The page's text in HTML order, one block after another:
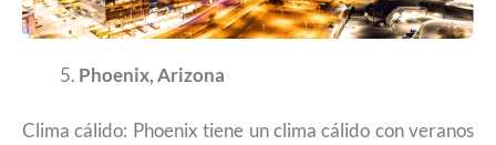
Phoenix, Arizona
Clima cálido: Phoenix tiene un clima cálido con veranos